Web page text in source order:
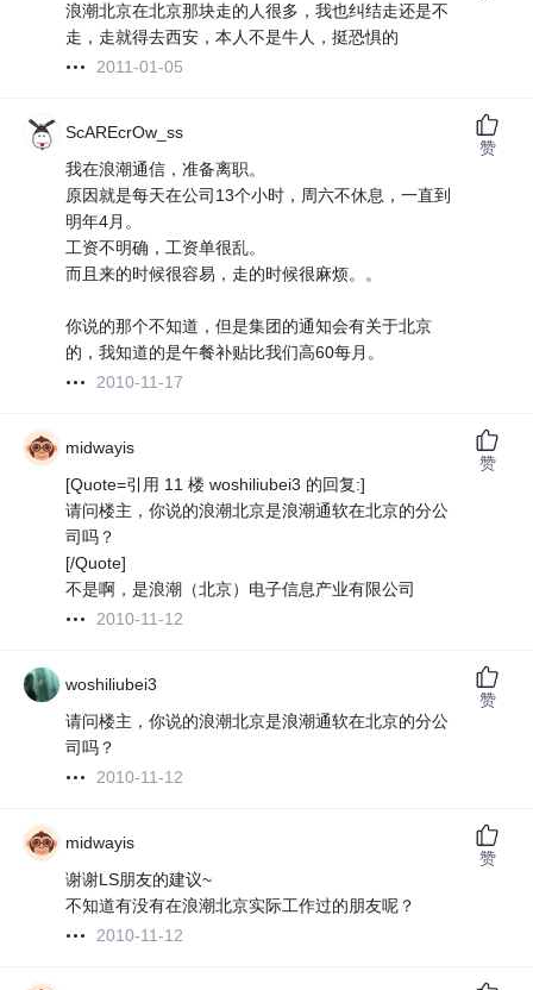
浪潮北京在北京那块走的人很多，我也纠结走还是不
走，走就得去西安，本人不是牛人，挺恐惧的
2011-01-05
ScAREcrOw_ss
我在浪潮通信，准备离职。
原因就是每天在公司13个小时，周六不休息，一直到
明年4月。
工资不明确，工资单很乱。
而且来的时候很容易，走的时候很麻烦。。
你说的那个不知道，但是集团的通知会有关于北京
的，我知道的是午餐补贴比我们高60每月。
2010-11-17
赞
midwayis
[Quote=引用 11 楼 woshiliubei3 的回复:]
请问楼主，你说的浪潮北京是浪潮通软在北京的分公
司吗？
[/Quote]
不是啊，是浪潮（北京）电子信息产业有限公司
2010-11-12
赞
woshiliubei3
请问楼主，你说的浪潮北京是浪潮通软在北京的分公
司吗？
2010-11-12
赞
midwayis
谢谢LS朋友的建议~
不知道有没有在浪潮北京实际工作过的朋友呢？
2010-11-12
赞